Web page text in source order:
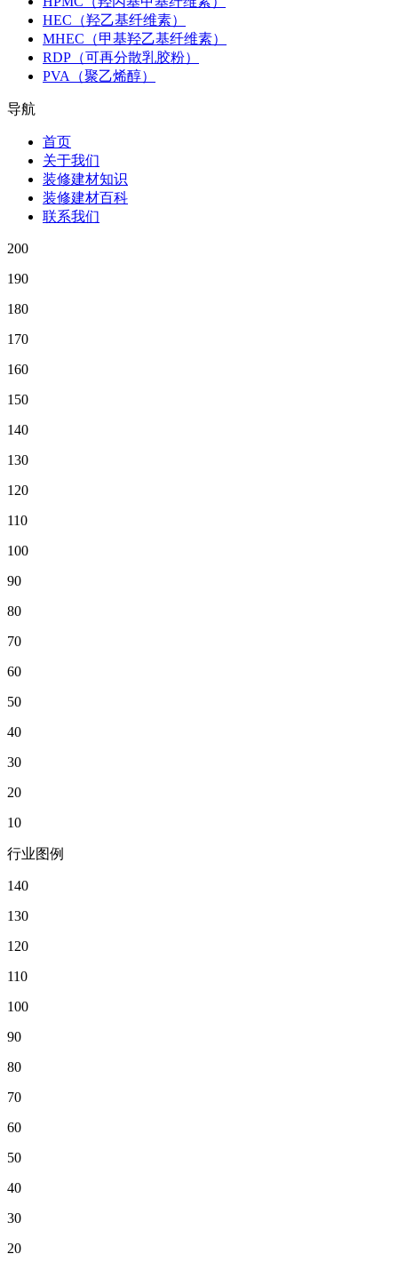
HEC（羟乙基纤维素）
MHEC（甲基羟乙基纤维素）
RDP（可再分散乳胶粉）
PVA（聚乙烯醇）
导航
首页
关于我们
装修建材知识
装修建材百科
联系我们
200
190
180
170
160
150
140
130
120
110
100
90
80
70
60
50
40
30
20
10
行业图例
140
130
120
110
100
90
80
70
60
50
40
30
20